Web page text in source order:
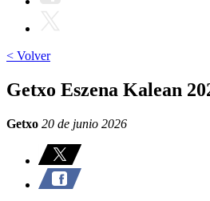
< Volver
Getxo Eszena Kalean
Getxo 20 de junio 2026